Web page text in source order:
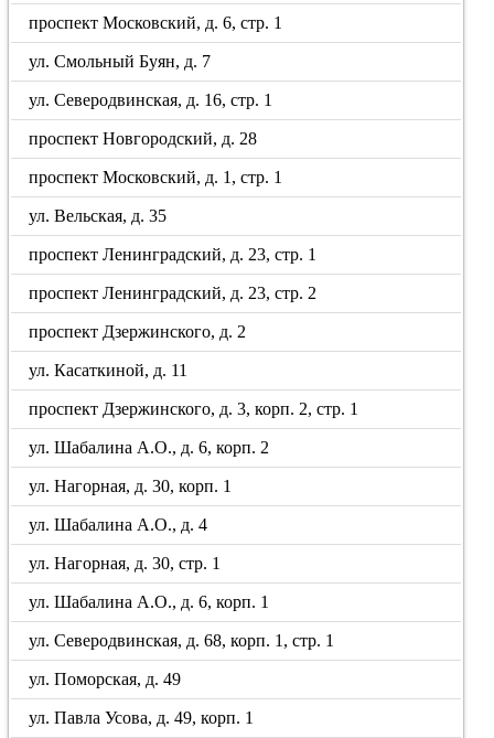
проспект Московский, д. 6, стр. 1
ул. Смольный Буян, д. 7
ул. Северодвинская, д. 16, стр. 1
проспект Новгородский, д. 28
проспект Московский, д. 1, стр. 1
ул. Вельская, д. 35
проспект Ленинградский, д. 23, стр. 1
проспект Ленинградский, д. 23, стр. 2
проспект Дзержинского, д. 2
ул. Касаткиной, д. 11
проспект Дзержинского, д. 3, корп. 2, стр. 1
ул. Шабалина А.О., д. 6, корп. 2
ул. Нагорная, д. 30, корп. 1
ул. Шабалина А.О., д. 4
ул. Нагорная, д. 30, стр. 1
ул. Шабалина А.О., д. 6, корп. 1
ул. Северодвинская, д. 68, корп. 1, стр. 1
ул. Поморская, д. 49
ул. Павла Усова, д. 49, корп. 1